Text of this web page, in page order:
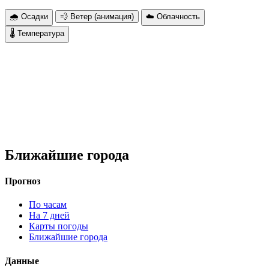
🌧 Осадки 💨 Ветер (анимация)
☁️ Облачность
🌡 Температура
Ближайшие города
Прогноз
По часам
На 7 дней
Карты погоды
Ближайшие города
Данные